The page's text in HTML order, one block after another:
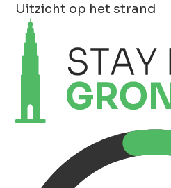
Uitzicht op het strand